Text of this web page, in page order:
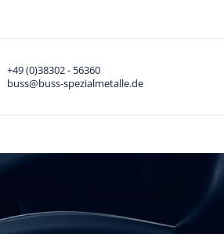
+49 (0)38302 - 56360
buss@buss-spezialmetalle.de